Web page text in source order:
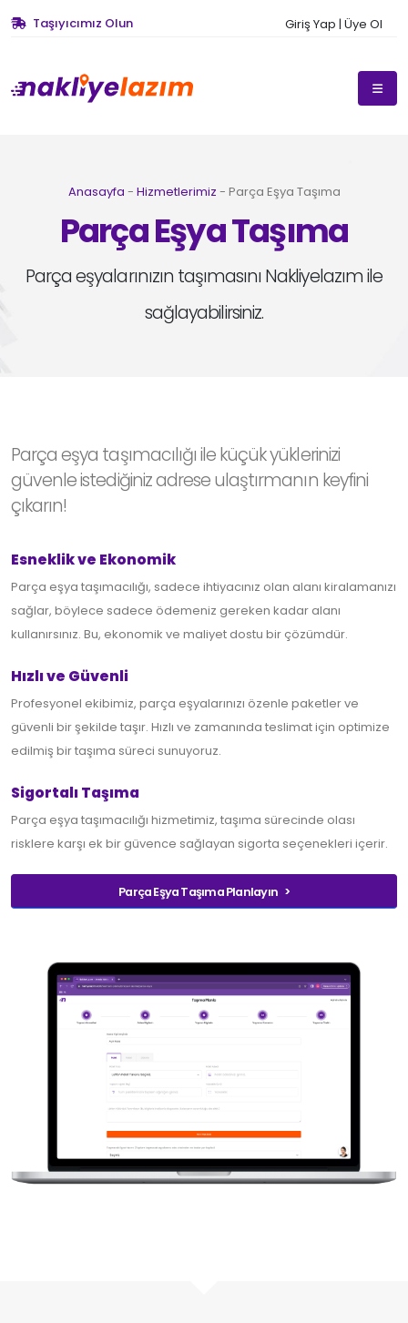
Taşıyıcımız Olun Giriş Yap | Üye Ol
Anasayfa - Hizmetlerimiz - Parça Eşya Taşıma
Parça Eşya Taşıma
Parça eşyalarınızın taşımasını Nakliyelazım ile
sağlayabilirsiniz.
Parça eşya taşımacılığı ile küçük yüklerinizi
güvenle istediğiniz adrese ulaştırmanın keyfini
çıkarın!
Esneklik ve Ekonomik
Parça eşya taşımacılığı, sadece ihtiyacınız olan alanı kiralamanızı
sağlar, böylece sadece ödemeniz gereken kadar alanı
kullanırsınız. Bu, ekonomik ve maliyet dostu bir çözümdür.
Hızlı ve Güvenli
Profesyonel ekibimiz, parça eşyalarınızı özenle paketler ve
güvenli bir şekilde taşır. Hızlı ve zamanında teslimat için optimize
edilmiş bir taşıma süreci sunuyoruz.
Sigortalı Taşıma
Parça eşya taşımacılığı hizmetimiz, taşıma sürecinde olası
risklere karşı ek bir güvence sağlayan sigorta seçenekleri içerir.
Parça Eşya Taşıma Planlayın >